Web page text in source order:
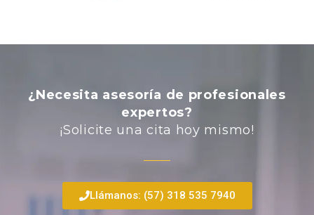
¿Necesita asesoría de profesionales
expertos?
¡Solicite una cita hoy mismo!
Llámanos: (57) 318 535 7940